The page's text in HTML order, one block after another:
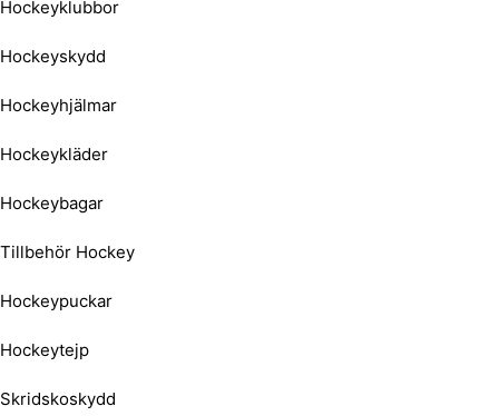
Hockeyklubbor
Hockeyskydd
Hockeyhjälmar
Hockeykläder
Hockeybagar
Tillbehör Hockey
Hockeypuckar
Hockeytejp
Skridskoskydd